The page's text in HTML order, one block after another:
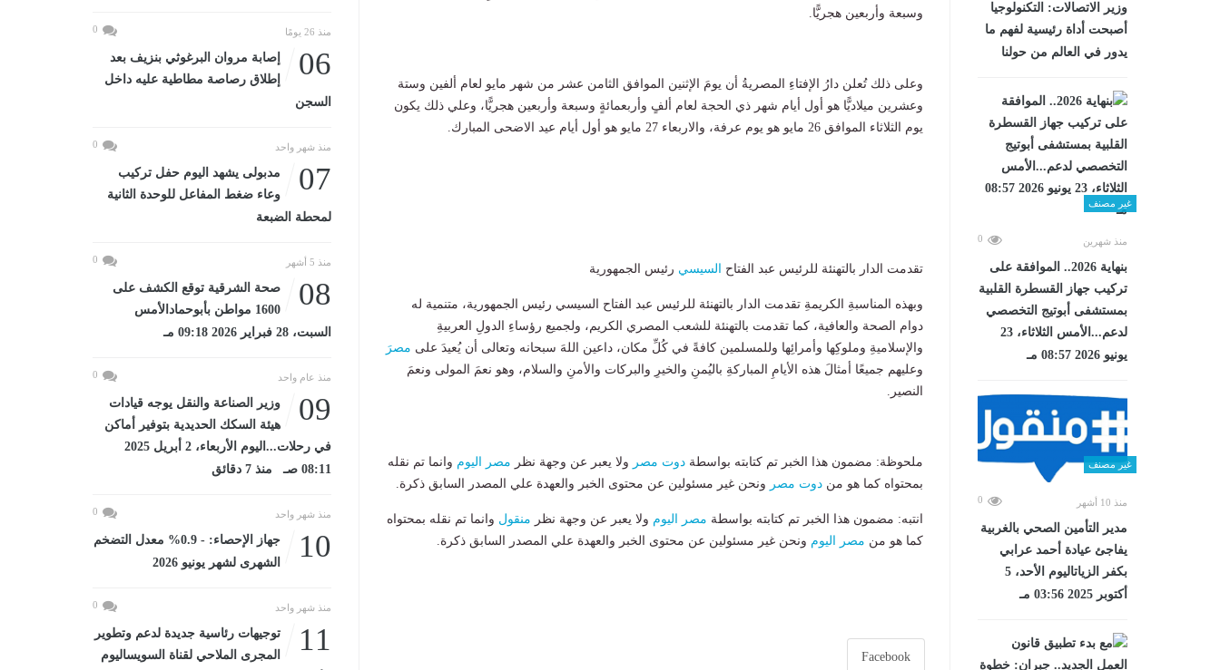
وزير الاتصالات: التكنولوجيا
أصبحت أداة رئيسية لفهم ما
يدور في العالم من حولنا
غير مصنف
منذ شهرين 0
بنهاية 2026.. الموافقة على
تركيب جهاز القسطرة القلبية
بمستشفى أبوتيج التخصصي
لدعم...الأمس الثلاثاء، 23
يونيو 2026 08:57 مـ
غير مصنف
منذ 10 أشهر 0
مدير التأمين الصحي بالغربية
يفاجئ عيادة أحمد عرابي
بكفر الزياتاليوم الأحد، 5
أكتوبر 2025 03:56 مـ
وسبعة وأربعين هجريًّا.
وعلى ذلك تُعلن دارُ الإفتاءِ المصريةُ أن يومَ الإثنين الموافق الثامن عشر من شهر مايو لعام ألفين وستة
وعشرين ميلاديًّا هو أول أيام شهر ذي الحجة لعام ألفٍ وأربعمائةٍ وسبعة وأربعين هجريًّا، وعلي ذلك يكون
يوم الثلاثاء الموافق 26 مايو هو يوم عرفة، والاربعاء 27 مايو هو أول أيام عيد الاضحى المبارك.
تقدمت الدار بالتهنئة للرئيس عبد الفتاح السيسي رئيس الجمهورية
وبهذه المناسبةِ الكريمةِ تقدمت الدار بالتهنئة للرئيس عبد الفتاح السيسي رئيس الجمهورية، متنمية له
دوام الصحة والعافية، كما تقدمت بالتهنئة للشعب المصري الكريم، ولجميع رؤساءِ الدولِ العربيةِ
والإسلاميةِ وملوكِها وأمرائِها وللمسلمين كافةً في كُلِّ مكان، داعين اللهَ سبحانه وتعالى أن يُعيدَ على مصر
وعليهم جميعًا أمثالَ هذه الأيامِ المباركةِ باليُمنِ والخيرِ والبركات والأمنِ والسلام، وهو نعمَ المولى ونعمَ
النصير.
ملحوظة: مضمون هذا الخبر تم كتابته بواسطة دوت مصر ولا يعبر عن وجهة نظر مصر اليوم وانما تم نقله
بمحتواه كما هو من دوت مصر ونحن غير مسئولين عن محتوى الخبر والعهدة علي المصدر السابق ذكرة.
انتبه: مضمون هذا الخبر تم كتابته بواسطة مصر اليوم ولا يعبر عن وجهة نظر منقول وانما تم نقله بمحتواه
كما هو من مصر اليوم ونحن غير مسئولين عن محتوى الخبر والعهدة علي المصدر السابق ذكرة.
Facebook
منذ 26 يومًا 0
06
إصابة مروان البرغوثي بنزيف بعد
إطلاق رصاصة مطاطية عليه داخل
السجن
منذ شهر واحد 0
07
مدبولى يشهد اليوم حفل تركيب
وعاء ضغط المفاعل للوحدة الثانية
لمحطة الضبعة
منذ 5 أشهر 0
08
صحة الشرقية توقع الكشف على
1600 مواطن بأبوحمادالأمس
السبت، 28 فبراير 2026 09:18 مـ
منذ عام واحد 0
09
وزير الصناعة والنقل يوجه قيادات
هيئة السكك الحديدية بتوفير أماكن
في رحلات...اليوم الأربعاء، 2 أبريل 2025
08:11 صـ منذ 7 دقائق
منذ شهر واحد 0
10
جهاز الإحصاء: - 0.9% معدل التضخم
الشهرى لشهر يونيو 2026
منذ شهر واحد 0
11
توجيهات رئاسية جديدة لدعم وتطوير
المجرى الملاحي لقناة السويساليوم